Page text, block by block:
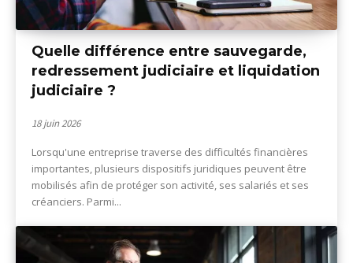
Quelle différence entre sauvegarde,
redressement judiciaire et liquidation
judiciaire ?
18 juin 2026
Lorsqu'une entreprise traverse des difficultés financières
importantes, plusieurs dispositifs juridiques peuvent être
mobilisés afin de protéger son activité, ses salariés et ses
créanciers. Parmi...